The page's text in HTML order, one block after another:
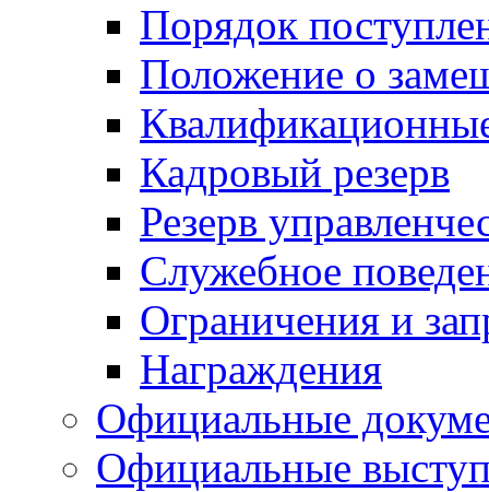
Порядок
Положение о
Кадровый резерв
Резерв
Служебное
Ограничения и
Награждения
Официальные
Официальные